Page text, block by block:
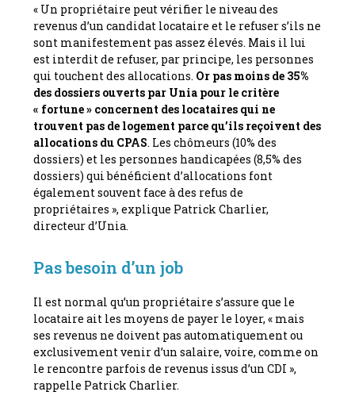
« Un propriétaire peut vérifier le niveau des
revenus d’un candidat locataire et le refuser s’ils ne
sont manifestement pas assez élevés. Mais il lui
est interdit de refuser, par principe, les personnes
qui touchent des allocations. Or pas moins de 35%
des dossiers ouverts par Unia pour le critère
« fortune » concernent des locataires qui ne
trouvent pas de logement parce qu’ils reçoivent des
allocations du CPAS. Les chômeurs (10% des
dossiers) et les personnes handicapées (8,5% des
dossiers) qui bénéficient d’allocations font
également souvent face à des refus de
propriétaires », explique Patrick Charlier,
directeur d’Unia.
Pas besoin d’un job
Il est normal qu’un propriétaire s’assure que le
locataire ait les moyens de payer le loyer, « mais
ses revenus ne doivent pas automatiquement ou
exclusivement venir d’un salaire, voire, comme on
le rencontre parfois de revenus issus d’un CDI »,
rappelle Patrick Charlier.